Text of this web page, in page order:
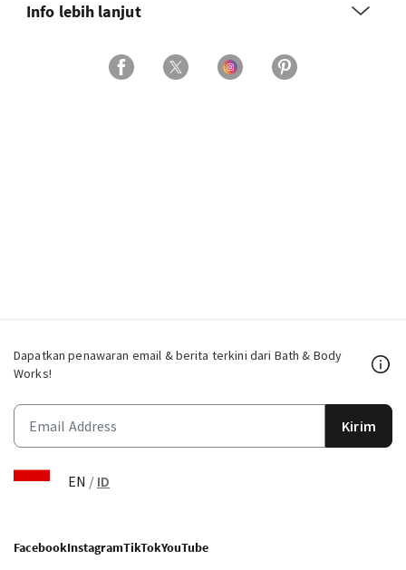
Info lebih lanjut
Dapatkan penawaran email & berita terkini dari Bath & Body
Works!
Kirim
EN / ID
FacebookInstagramTikTokYouTube